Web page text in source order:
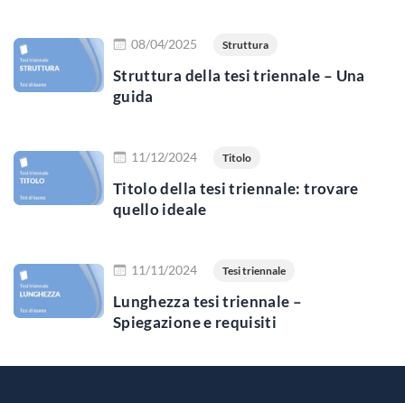
08/04/2025 Struttura
Struttura della tesi triennale – Una
guida
11/12/2024 Titolo
Titolo della tesi triennale: trovare
quello ideale
11/11/2024 Tesi triennale
Lunghezza tesi triennale –
Spiegazione e requisiti